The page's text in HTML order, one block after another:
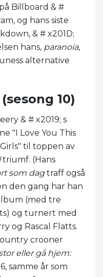
Billboard & #
og hans siste
& # x201D;
hans, paranoia,
alternative
10)
& # x2019; s
"I Love You This
til toppen av
triumf. (Hans
som dagtraff også
den gang har han
(med tre
og turnert med
og Rascal Flatts.
crooner
eller gå hjem:
samme år som